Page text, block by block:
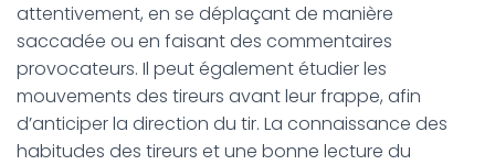
attentivement, en se déplaçant de manière
saccadée ou en faisant des commentaires
provocateurs. Il peut également étudier les
mouvements des tireurs avant leur frappe, afin
d’anticiper la direction du tir. La connaissance des
habitudes des tireurs et une bonne lecture du